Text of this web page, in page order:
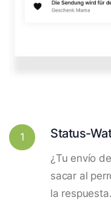
1 Status-
¿Tu envío
sacar al
la respuesta.